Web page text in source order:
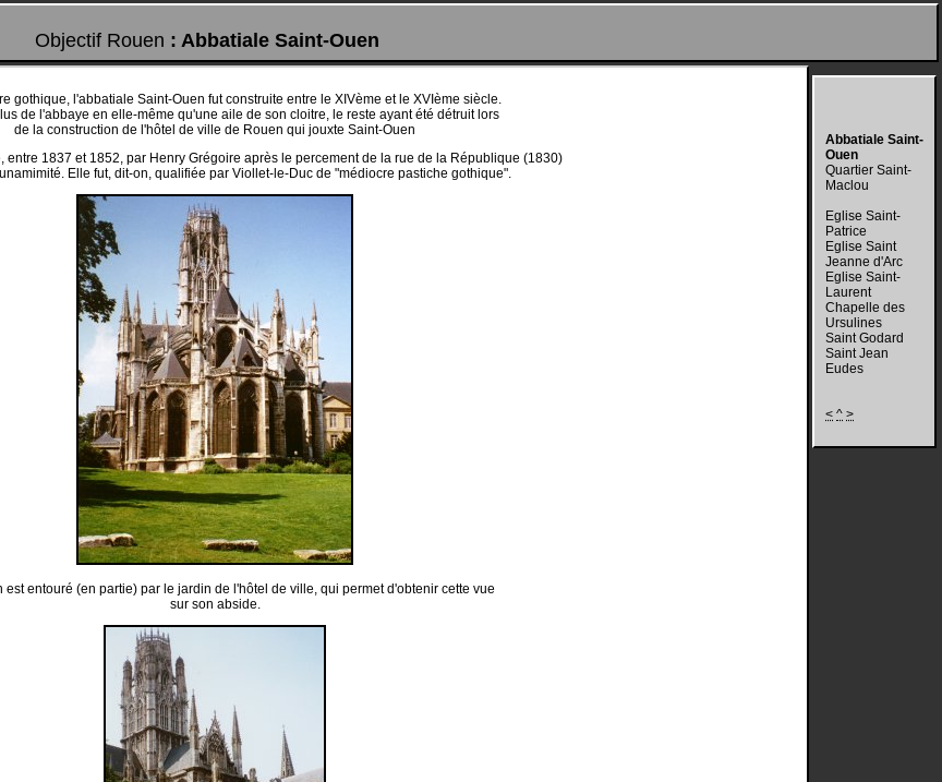
Objectif Rouen : Abbatiale Saint-Ouen
Abbatiale Saint-
Ouen
Quartier Saint-
Maclou
Eglise Saint-
Patrice
Eglise Saint
Jeanne d'Arc
Eglise Saint-
Laurent
Chapelle des
Ursulines
Saint Godard
Saint Jean
Eudes
< ^ >
gothique, l'abbatiale Saint-Ouen fut construite entre le XIVème et le XVIème siècle.
de l'abbaye en elle-même qu'une aile de son cloitre, le reste ayant été détruit lors
de la construction de l'hôtel de ville de Rouen qui jouxte Saint-Ouen
entre 1837 et 1852, par Henry Grégoire après le percement de la rue de la République (1830)
Elle fut, dit-on, qualifiée par Viollet-le-Duc de "médiocre pastiche gothique".
est entouré (en partie) par le jardin de l'hôtel de ville, qui permet d'obtenir cette vue
sur son abside.